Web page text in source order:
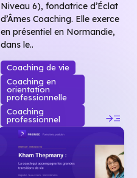
Niveau 6), fondatrice d’Éclat
d’Âmes Coaching. Elle exerce
en présentiel en Normandie,
dans le..
Coaching de vie
Coaching en
orientation
professionnelle
Coaching
professionnel
read_more